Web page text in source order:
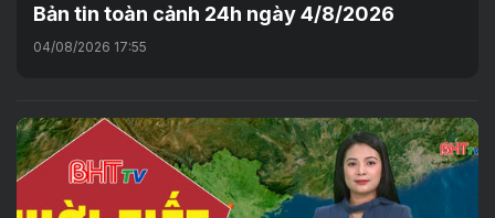
Bản tin toàn cảnh 24h ngày 4/8/2026
04/08/2026 17:55